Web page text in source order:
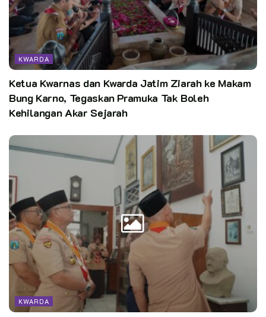
Pewarta : Irwan Yuliadi (Humas Kwarda Riau)
Kata Kunci: kwarda riau lt 4 kwarda riau pramuka
KWARDA
Ketua Kwarnas dan Kwarda Jatim Ziarah ke Makam
Bung Karno, Tegaskan Pramuka Tak Boleh
Kehilangan Akar Sejarah
KWARDA